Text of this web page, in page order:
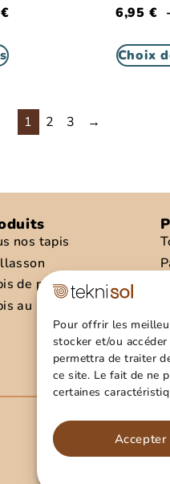
Pour offrir les
stocker et/ou
permettra de traiter
ce site. Le fait de ne
certaines
Accepter
€ 6,95€
Choix
1 2 3 →
nos tapis
de propreté
au mètre